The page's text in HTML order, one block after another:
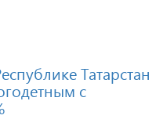
Татарстан
с